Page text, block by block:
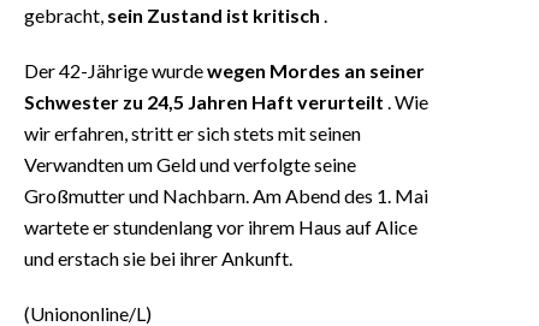
gebracht, sein Zustand ist kritisch
Der 42-Jährige wurdewegen Mordes an seiner
Schwester zu 24,5 Jahren Haft verurteilt . Wie
wir erfahren, stritt er sich stets mit seinen
Verwandten um Geld und verfolgte seine
Großmutter und Nachbarn. Am Abend des 1. Mai
wartete er stundenlang vor ihrem Haus auf Alice
und erstach sie bei ihrer Ankunft.
(Uniononline/L)